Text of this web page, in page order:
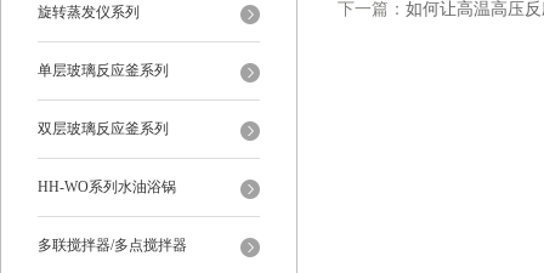
旋转蒸发仪系列
单层玻璃反应釜系列
双层玻璃反应釜系列
HH-WO系列水油浴锅
多联搅拌器/多点搅拌器
下一篇： 如何让高温高压